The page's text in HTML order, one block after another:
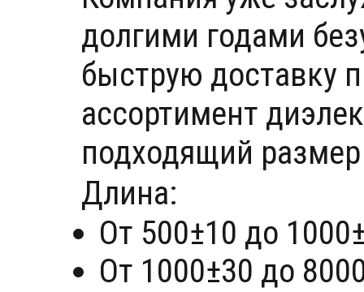
долгими годами
быструю доставку
ассортимент
подходящий
Длина:
От 500±10 до
От 1000±30 до